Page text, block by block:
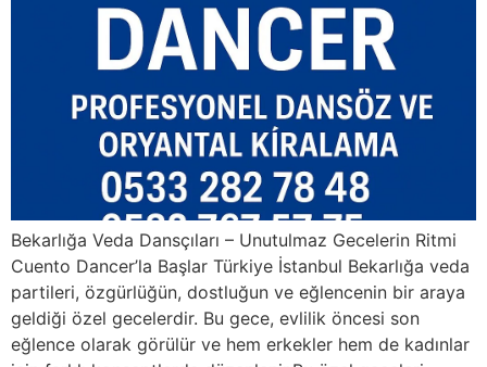
Bekarlığa Veda Dansçıları – Unutulmaz Gecelerin Ritmi
Cuento Dancer’la Başlar Türkiye İstanbul Bekarlığa veda
partileri, özgürlüğün, dostluğun ve eğlencenin bir araya
geldiği özel gecelerdir. Bu gece, evlilik öncesi son
eğlence olarak görülür ve hem erkekler hem de kadınlar